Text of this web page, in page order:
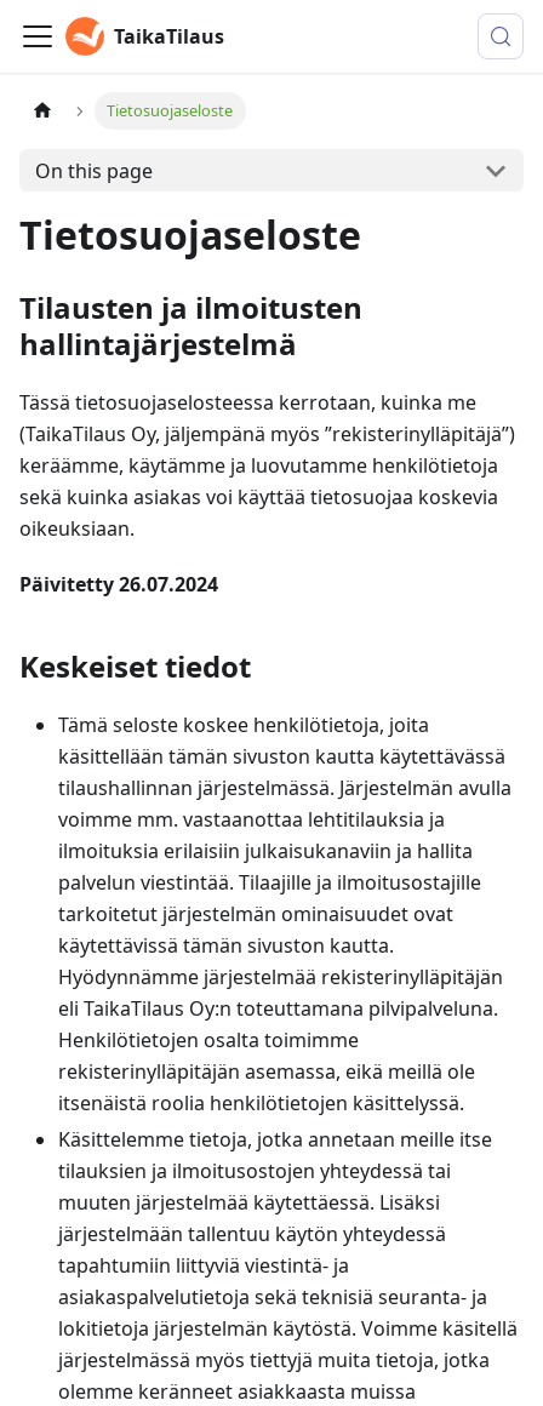
TaikaTilaus
Tietosuojaseloste
On this page
Tietosuojaseloste
Tilausten ja ilmoitusten
hallintajärjestelmä
Tässä tietosuojaselosteessa kerrotaan, kuinka me
(TaikaTilaus Oy, jäljempänä myös ”rekisterinylläpitäjä”)
keräämme, käytämme ja luovutamme henkilötietoja
sekä kuinka asiakas voi käyttää tietosuojaa koskevia
oikeuksiaan.
Päivitetty 26.07.2024
Keskeiset tiedot
Tämä seloste koskee henkilötietoja, joita
käsittellään tämän sivuston kautta käytettävässä
tilaushallinnan järjestelmässä. Järjestelmän avulla
voimme mm. vastaanottaa lehtitilauksia ja
ilmoituksia erilaisiin julkaisukanaviin ja hallita
palvelun viestintää. Tilaajille ja ilmoitusostajille
tarkoitetut järjestelmän ominaisuudet ovat
käytettävissä tämän sivuston kautta.
Hyödynnämme järjestelmää rekisterinylläpitäjän
eli TaikaTilaus Oy:n toteuttamana pilvipalveluna.
Henkilötietojen osalta toimimme
rekisterinylläpitäjän asemassa, eikä meillä ole
itsenäistä roolia henkilötietojen käsittelyssä.
Käsittelemme tietoja, jotka annetaan meille itse
tilauksien ja ilmoitusostojen yhteydessä tai
muuten järjestelmää käytettäessä. Lisäksi
järjestelmään tallentuu käytön yhteydessä
tapahtumiin liittyviä viestintä- ja
asiakaspalvelutietoja sekä teknisiä seuranta- ja
lokitietoja järjestelmän käytöstä. Voimme käsitellä
järjestelmässä myös tiettyjä muita tietoja, jotka
olemme keränneet asiakkaasta muissa